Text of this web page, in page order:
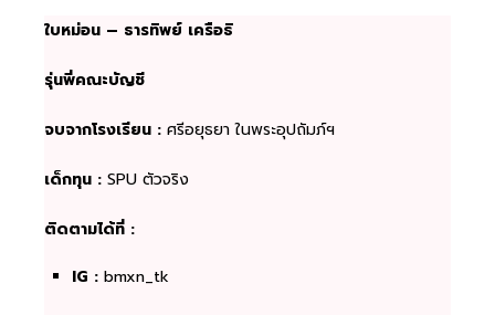
ใบหม่อน – ธารทิพย์ เครือธิ
รุ่นพี่คณะบัญชี
จบจากโรงเรียน : ศรีอยุธยา ในพระอุปถัมภ์ฯ
เด็กทุน : SPU ตัวจริง
ติดตามได้ที่ :
IG : bmxn_tk